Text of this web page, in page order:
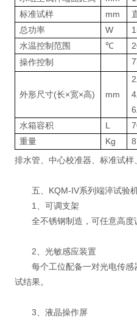
标准试样
mm
总功率
W
水温控制范围
℃
操作控制
外形尺寸(长×宽×高) mm
水箱容积
L
重量
Kg
排水管、中心校准器、标准试样
五、KQM-IV系列端淬试验
1、可调支架
全不锈钢制造，可任意高度
2、光敏感应装置
每个工位配备一对光电传
试结果。
3、液晶操作屏